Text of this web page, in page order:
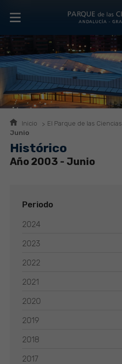
Inicio El Parque de las Ciencias
Junio
Histórico
Año 2003 - Junio
Periodo
2024
2023
2022
2021
2020
2019
2018
2017